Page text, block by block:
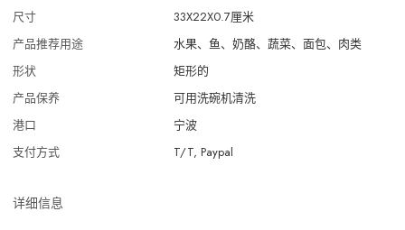
尺寸
33X22X0.7厘米
产品推荐用途
水果、鱼、奶酪、蔬菜、面包、肉类
形状
矩形的
产品保养
可用洗碗机清洗
港口
宁波
支付方式
T/T, Paypal
详细信息